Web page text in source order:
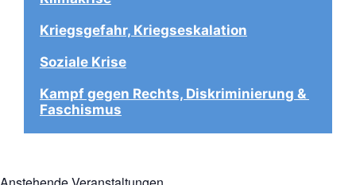
Kriegsgefahr, Kriegseskalation
Soziale Krise
Kampf gegen Rechts, Diskriminierung &
Faschismus